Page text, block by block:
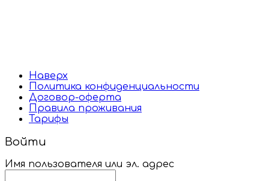
Наверх
Политика конфиденциальности
Договор-оферта
Правила проживания
Тарифы
Войти
Имя пользователя или эл. адрес